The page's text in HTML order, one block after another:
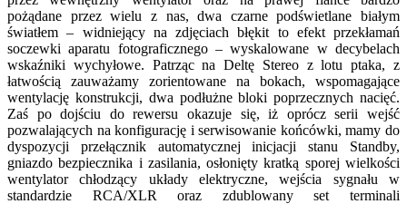
pożądane przez wielu z nas, dwa czarne podświetlane białym
światłem – widniejący na zdjęciach błękit to efekt przekłamań
soczewki aparatu fotograficznego – wyskalowane w decybelach
wskaźniki wychyłowe. Patrząc na Deltę Stereo z lotu ptaka, z
łatwością zauważamy zorientowane na bokach, wspomagające
wentylację konstrukcji, dwa podłużne bloki poprzecznych nacięć.
Zaś po dojściu do rewersu okazuje się, iż oprócz serii wejść
pozwalających na konfigurację i serwisowanie końcówki, mamy do
dyspozycji przełącznik automatycznej inicjacji stanu Standby,
gniazdo bezpiecznika i zasilania, osłonięty kratką sporej wielkości
wentylator chłodzący układy elektryczne, wejścia sygnału w
standardzie RCA/XLR oraz zdublowany set terminali